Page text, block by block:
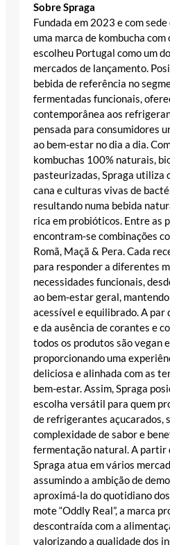
Sobre Spraga
Fundada em 2023 e com
uma marca de kombucha
escolheu Portugal como um
mercados de lançamento.
bebida de referência no
fermentadas funcionais,
contemporânea aos
pensada para consumidores
ao bem‑estar no dia a dia.
kombuchas 100% naturais,
pasteurizadas, Spraga utiliza
cana e culturas vivas de
resultando numa bebida
rica em probióticos. Entre as
encontram‑se combinações
Romã, Maçã & Pera. Cada
para responder a diferentes
necessidades funcionais,
ao bem‑estar geral,
acessível e equilibrado. A par
e da ausência de corantes e
todos os produtos são vegan
proporcionando uma
deliciosa e alinhada com as
bem-estar. Assim, Spraga
escolha versátil para quem
de refrigerantes açucarados,
complexidade de sabor e
fermentação natural. A partir
Spraga atua em vários
assumindo a ambição de
aproximá‑la do quotidiano
mote “Oddly Real”, a marca
descontraída com a
valorizando a qualidade dos